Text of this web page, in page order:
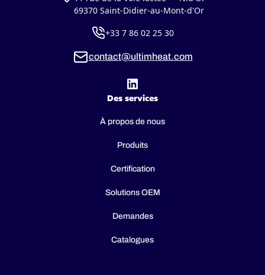
69370 Saint-Didier-au-Mont-d'Or
+33 7 86 02 25 30
contact@ultimheat.com
Des services
À propos de nous
Produits
Certification
Solutions OEM
Demandes
Catalogues